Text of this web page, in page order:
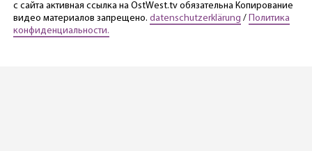
с сайта активная ссылка на OstWest.tv обязательна Копирование
видео материалов запрещено. datenschutzerklärung / Политика
конфиденциальности.